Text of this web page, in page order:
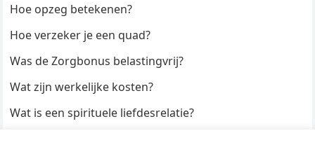
Hoe opzeg betekenen?
Hoe verzeker je een quad?
Was de Zorgbonus belastingvrij?
Wat zijn werkelijke kosten?
Wat is een spirituele liefdesrelatie?